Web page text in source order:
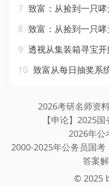
7 致富：从捡到一只哮天犬
8 致富：从捡到一只
9 透视从集装箱寻宝开始
10 致富从每日抽奖系
2026考研名师资
【申论】2025
2026年公
2000-2025年公务员国
答案
© 2025